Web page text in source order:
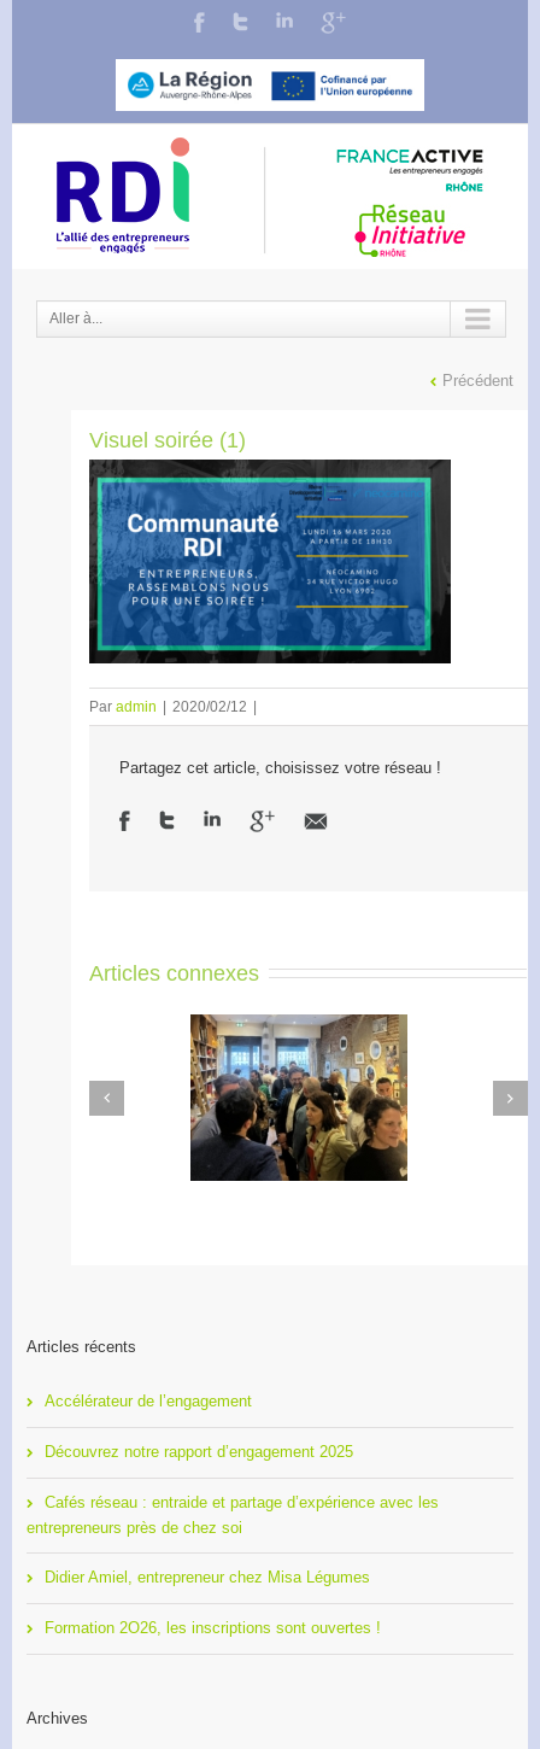
Aller à...
Précédent
Visuel soirée (1)
Par admin 2020/02/12
Partagez cet article, choisissez votre réseau !
Articles connexes
Accélérateur de
l’engagement
Previous
Next
Articles récents
Accélérateur de l’engagement
Découvrez notre rapport d’engagement 2025
Cafés réseau : entraide et partage d’expérience avec les
entrepreneurs près de chez soi
Didier Amiel, entrepreneur chez Misa Légumes
Formation 2O26, les inscriptions sont ouvertes !
Archives